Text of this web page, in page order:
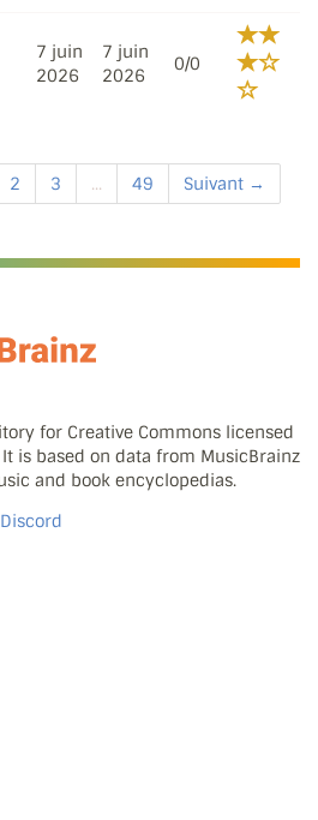
7 juin
2026
7 juin
2026
0/0
2 3 ... 49 Suivant →
for Creative Commons licensed
is based on data from MusicBrainz
and book encyclopedias.